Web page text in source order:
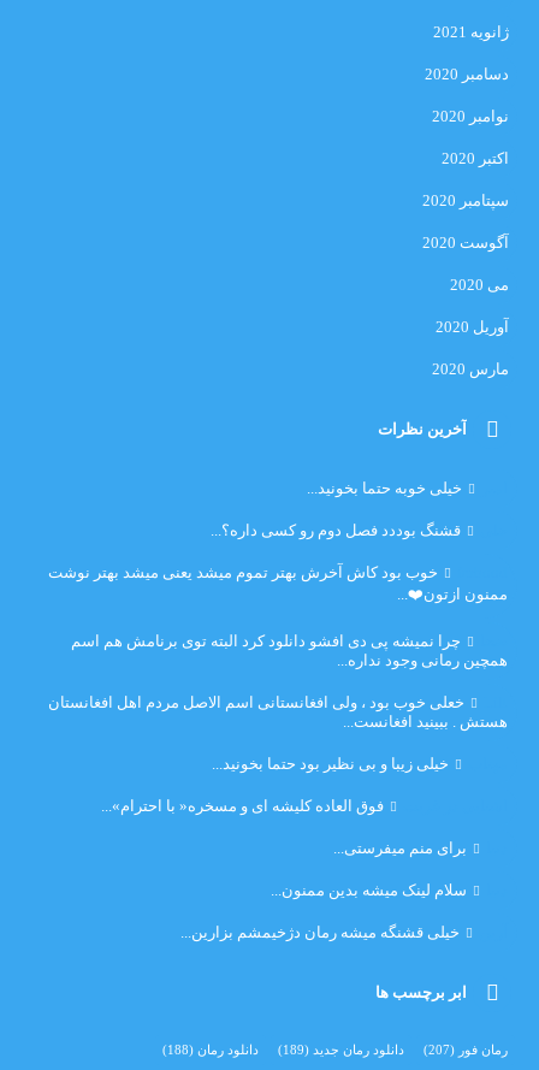
ژانویه 2021
دسامبر 2020
نوامبر 2020
اکتبر 2020
سپتامبر 2020
آگوست 2020
می 2020
آوریل 2020
مارس 2020
آخرین نظرات
خیلی خوبه حتما بخونید...
قشنگ بوددد فصل دوم رو کسی داره؟...
خوب بود کاش آخرش بهتر تموم میشد یعنی میشد بهتر نوشت
ممنون ازتون❤️...
چرا نمیشه پی دی افشو دانلود کرد البته توی برنامش هم اسم
همچین رمانی وجود نداره...
خعلی خوب بود ، ولی افغانستانی اسم الاصل مردم اهل افغانستان
هستش . ببینید افغانست...
خیلی زیبا و بی نظیر بود حتما بخونید...
فوق العاده کلیشه ای و مسخره« با احترام»...
برای منم میفرستی...
سلام لینک میشه بدین ممنون...
خیلی قشنگه میشه رمان دژخیمشم بزارین...
ابر برچسب ها
رمان فور (207) دانلود رمان جدید (189) دانلود رمان(188)